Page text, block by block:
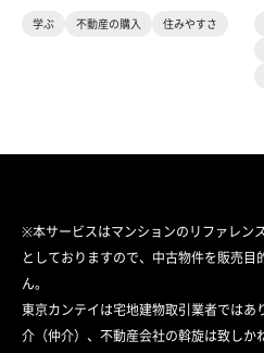
学ぶ 不動産の購入 住みやすさ
※本サービスはマンションのリファレン
としておりますので、中古物件を販売
ん。
東京カンテイは宅地建物取引業者では
介（仲介）、不動産会社の斡旋は致しか